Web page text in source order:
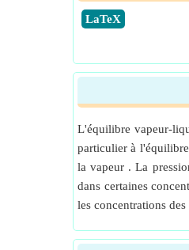
​LaTeX
L'équilibre vapeur-
particulier à
la vapeur . La
dans certaines
les concentrations